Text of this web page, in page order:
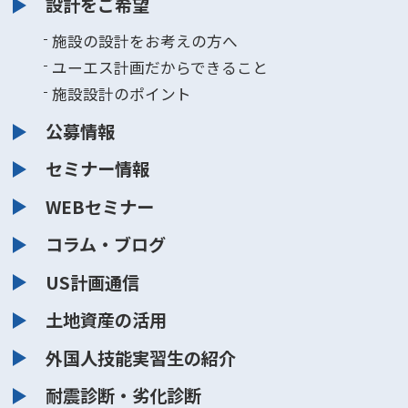
施設の設計をお考えの方へ
ユーエス計画だからできること
施設設計のポイント
公募情報
セミナー情報
WEBセミナー
コラム・ブログ
US計画通信
土地資産の活用
外国人技能実習生の紹介
耐震診断・劣化診断